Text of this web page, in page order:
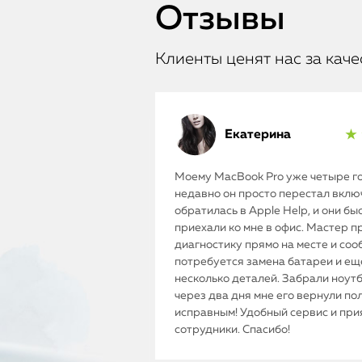
Отзывы
Клиенты ценят нас за
Екатерина ★
Моему MacBook Pro уже четыре
недавно он просто перестал
обратилась в Apple Help, и они
приехали ко мне в офис. Мастер
диагностику прямо на месте и
потребуется замена батареи и
несколько деталей. Забрали
через два дня мне его вернули
исправным! Удобный сервис и
сотрудники. Спасибо!